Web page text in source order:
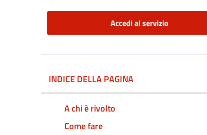
Accedi al servizio
INDICE DELLA PAGINA
A chi è rivolto
Come fare